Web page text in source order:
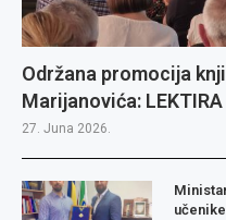
Održana promocija
Marijanovića:
27. Juna 2026.